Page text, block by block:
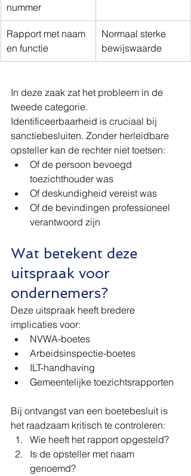
nummer
Rapport met naam
en functie
Normaal sterke
bewijswaarde
In deze zaak zat het probleem in de
tweede categorie.
Identificeerbaarheid is cruciaal bij
sanctiebesluiten. Zonder herleidbare
opsteller kan de rechter niet toetsen:
Of de persoon bevoegd
toezichthouder was
Of deskundigheid vereist was
Of de bevindingen professioneel
verantwoord zijn
Wat betekent deze
uitspraak voor
ondernemers?
Deze uitspraak heeft bredere
implicaties voor:
NVWA-boetes
Arbeidsinspectie-boetes
ILT-handhaving
Gemeentelijke toezichtsrapporten
Bij ontvangst van een boetebesluit is
het raadzaam kritisch te controleren:
Wie heeft het rapport opgesteld?
Is de opsteller met naam
genoemd?